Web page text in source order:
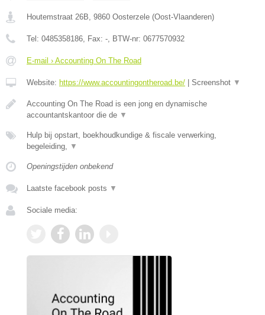
Houtemstraat 26B 9860 Oosterzele (Oost-Vlaanderen)
Tel: 0485358186 , Fax: - , BTW-nr: 0677570932
E-mail › Accounting On The Road
Website: https://www.accountingontheroad.be/ Screenshot ▼
Accounting On The Road is een jong en dynamische
accountantskantoor die de ▼
Hulp bij opstart, boekhoudkundige & fiscale verwerking,
begeleiding,
▼
Openingstijden onbekend
Laatste facebook posts ▼
Sociale media: